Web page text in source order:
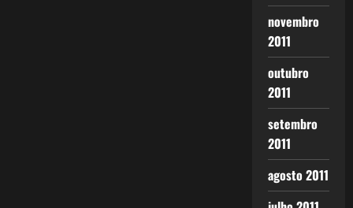
novembro
2011
outubro
2011
setembro
2011
agosto 2011